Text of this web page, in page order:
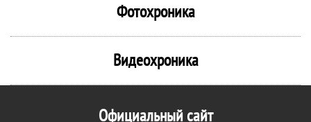
Фотохроника
Видеохроника
Официальный сайт